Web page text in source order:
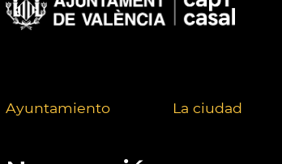
Ayuntamiento La ciudad